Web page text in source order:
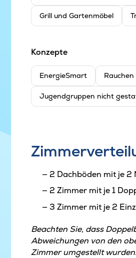
Grill und Gartenmöbel
Konzepte
EnergieSmart
Jugendgruppen nicht
2 Dachböden mit je
2 Zimmer mit je 1
3 Zimmer mit je 2
Beachten Sie, dass
Abweichungen von den
Zimmer umgestellt wurden.